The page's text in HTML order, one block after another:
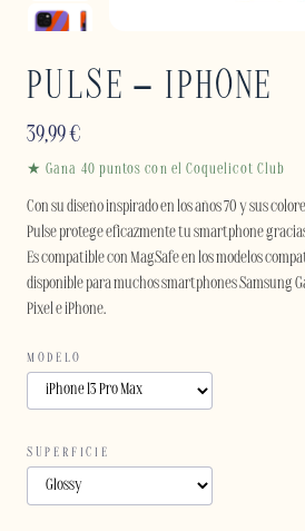
PULSE – IPHONE
39,99€
★ Gana 40 puntos con el Coquelicot Club
Con su diseño inspirado en los años 70 y sus
Pulse protege eficazmente tu smartphone
Es compatible con MagSafe en los modelos
disponible para muchos smartphones Samsung
Pixel e iPhone.
MODELO
SUPERFICIE